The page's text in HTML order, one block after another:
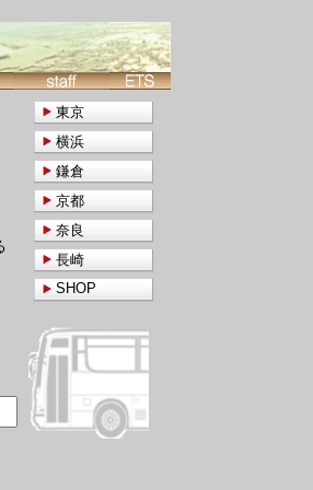
東京
横浜
鎌倉
京都
奈良
長崎
SHOP